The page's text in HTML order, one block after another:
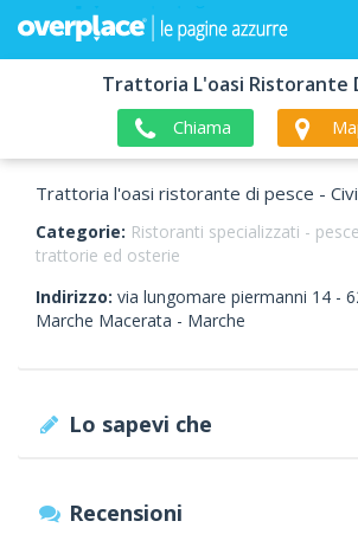
Trattoria L'oasi Ristorante
Chiama
Trattoria l'oasi ristorante di pesce -
Categorie: Ristoranti specializzati - pesce
trattorie ed osterie
Indirizzo: via lungomare piermanni 14 -
Marche Macerata - Marche
Lo sapevi che
Recensioni